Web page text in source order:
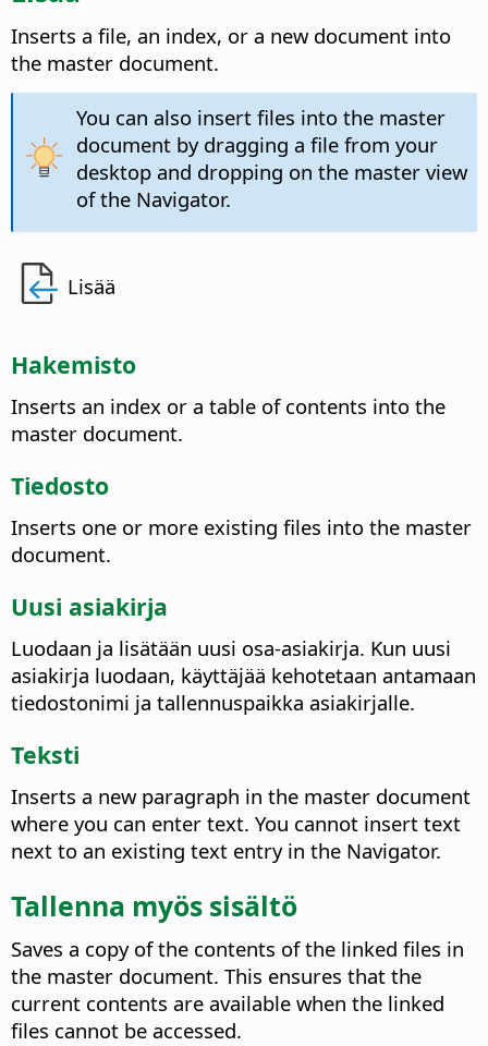
Inserts a file, an index, or a new document into
the master document.
You can also insert files into the master
document by dragging a file from your
desktop and dropping on the master view
of the Navigator.
Lisää
Hakemisto
Inserts an index or a table of contents into the
master document.
Tiedosto
Inserts one or more existing files into the master
document.
Uusi asiakirja
Luodaan ja lisätään uusi osa-asiakirja. Kun uusi
asiakirja luodaan, käyttäjää kehotetaan antamaan
tiedostonimi ja tallennuspaikka asiakirjalle.
Teksti
Inserts a new paragraph in the master document
where you can enter text. You cannot insert text
next to an existing text entry in the Navigator.
Tallenna myös sisältö
Saves a copy of the contents of the linked files in
the master document. This ensures that the
current contents are available when the linked
files cannot be accessed.